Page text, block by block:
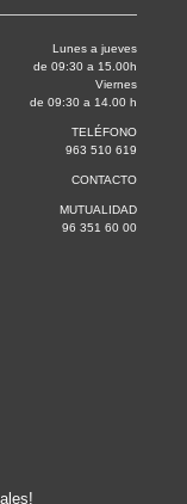
Lunes a jueves
de 09:30 a 15.00h
Viernes
de 09:30 a 14.00 h
TELÉFONO
963 510 619
CONTACTO
MUTUALIDAD
96 351 60 00